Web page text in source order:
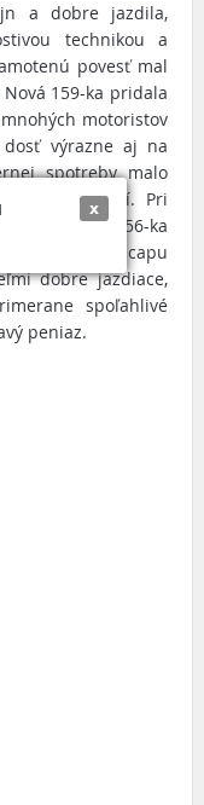
x
a dobre jazdila,
technikou a
povesť mal
159-ka pridala
motoristov
výrazne aj na
spotreby malo
vlastností. Pri
staršia 156-ka
tomuto handicapu
dobre jazdiace,
spoľahlivé
peniaz.